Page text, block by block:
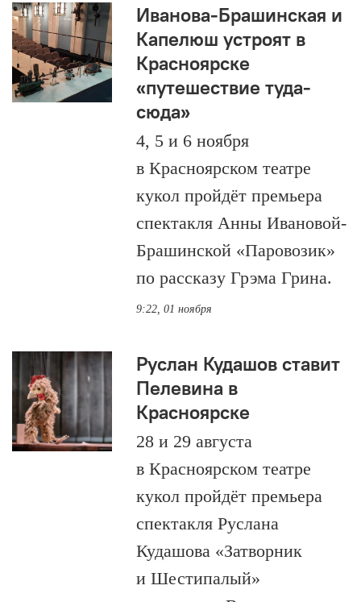
Иванова-Брашинская и
Капелюш устроят в
Красноярске
«путешествие туда-
сюда»
4, 5 и 6 ноября
в Красноярском театре
кукол пройдёт премьера
спектакля Анны Ивановой-
Брашинской «Паровозик»
по рассказу Грэма Грина.
9:22, 01 ноября
Руслан Кудашов ставит
Пелевина в
Красноярске
28 и 29 августа
в Красноярском театре
кукол пройдёт премьера
спектакля Руслана
Кудашова «Затворник
и Шестипалый»